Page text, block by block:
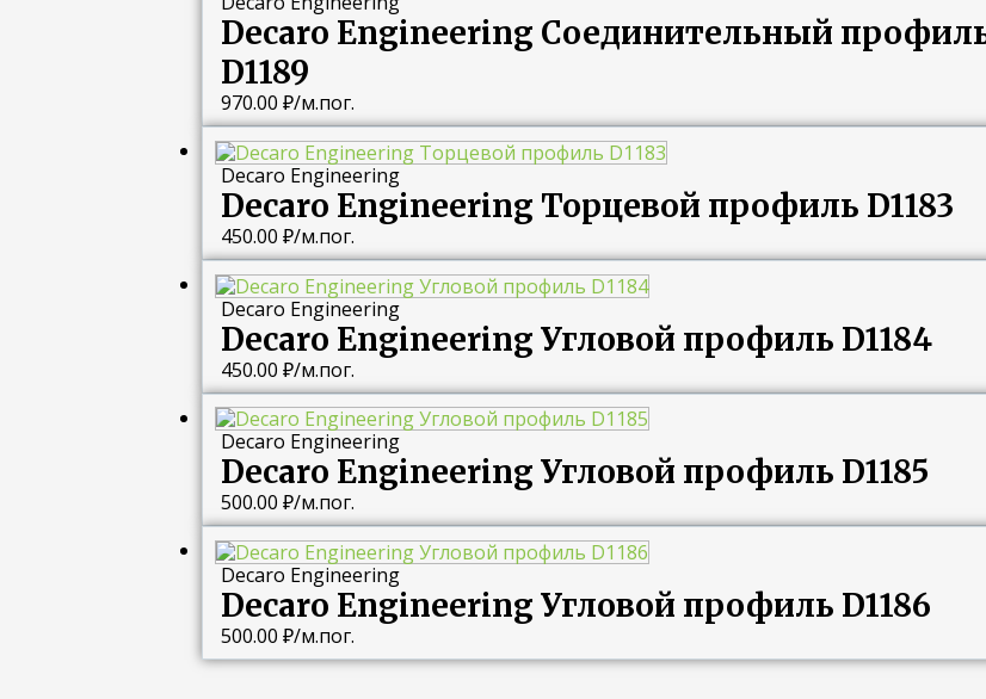
Decaro Engineering Соединительный
D1189
970.00 ₽/м.пог.
Decaro Engineering
Decaro Engineering Торцевой профиль D1183
450.00 ₽/м.пог.
Decaro Engineering
Decaro Engineering Угловой профиль D1184
450.00 ₽/м.пог.
Decaro Engineering
Decaro Engineering Угловой профиль D1185
500.00 ₽/м.пог.
Decaro Engineering
Decaro Engineering Угловой профиль D1186
500.00 ₽/м.пог.